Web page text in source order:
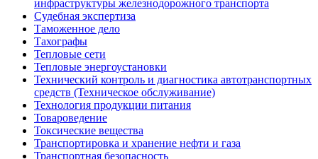
инфраструктуры железнодорожного транспорта
Судебная экспертиза
Таможенное дело
Тахографы
Тепловые сети
Тепловые энергоустановки
Технический контроль и диагностика автотранспортных
средств (Техническое обслуживание)
Технология продукции питания
Товароведение
Токсические вещества
Транспортировка и хранение нефти и газа
Транспортная безопасность